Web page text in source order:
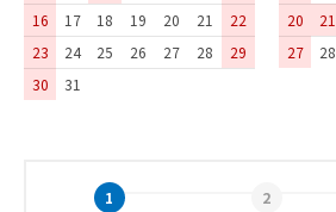
16
17 18 19 20 21
22
23
24 25 26 27 28
29
30
31
20
21
27
28